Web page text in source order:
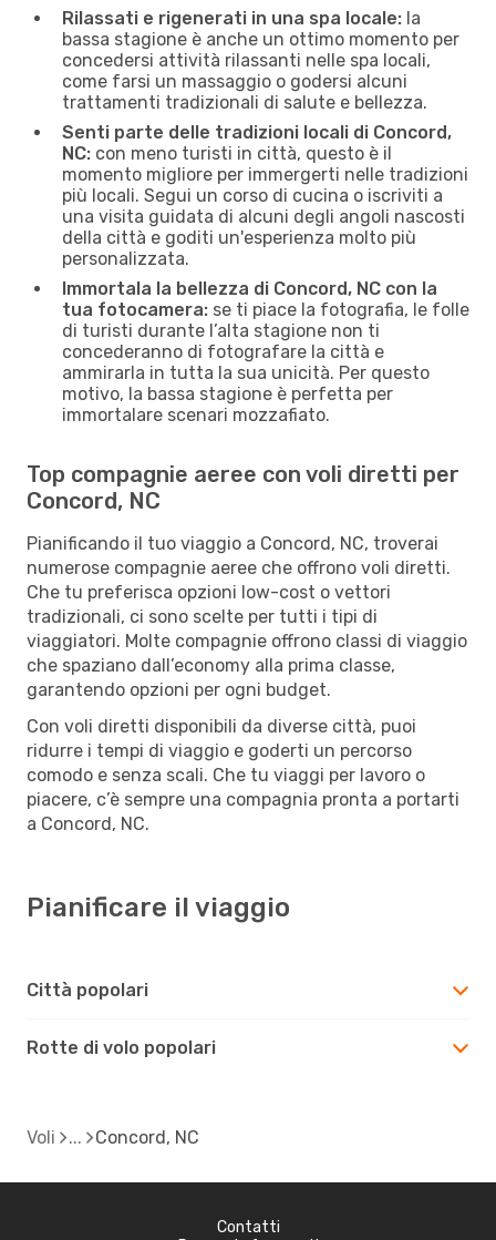
Rilassati e rigenerati in una spa locale: la
bassa stagione è anche un ottimo momento per
concedersi attività rilassanti nelle spa locali,
come farsi un massaggio o godersi alcuni
trattamenti tradizionali di salute e bellezza.
Senti parte delle tradizioni locali di Concord,
NC: con meno turisti in città, questo è il
momento migliore per immergerti nelle tradizioni
più locali. Segui un corso di cucina o iscriviti a
una visita guidata di alcuni degli angoli nascosti
della città e goditi un'esperienza molto più
personalizzata.
Immortala la bellezza di Concord, NC con la
tua fotocamera: se ti piace la fotografia, le folle
di turisti durante l’alta stagione non ti
concederanno di fotografare la città e
ammirarla in tutta la sua unicità. Per questo
motivo, la bassa stagione è perfetta per
immortalare scenari mozzafiato.
Top compagnie aeree con voli diretti per
Concord, NC
Pianificando il tuo viaggio a Concord, NC, troverai
numerose compagnie aeree che offrono voli diretti.
Che tu preferisca opzioni low-cost o vettori
tradizionali, ci sono scelte per tutti i tipi di
viaggiatori. Molte compagnie offrono classi di viaggio
che spaziano dall’economy alla prima classe,
garantendo opzioni per ogni budget.
Con voli diretti disponibili da diverse città, puoi
ridurre i tempi di viaggio e goderti un percorso
comodo e senza scali. Che tu viaggi per lavoro o
piacere, c’è sempre una compagnia pronta a portarti
a Concord, NC.
Pianificare il viaggio
Città popolari
Rotte di volo popolari
Voli Concord, NC
Contatti